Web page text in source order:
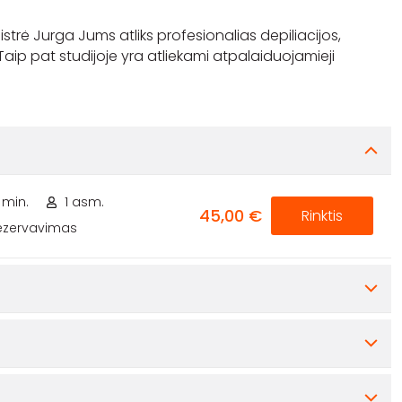
Jurga Jums atliks profesionalias depiliacijos,
pat studijoje yra atliekami atpalaiduojamieji
min.
1 asm.
45,00 € Rinktis